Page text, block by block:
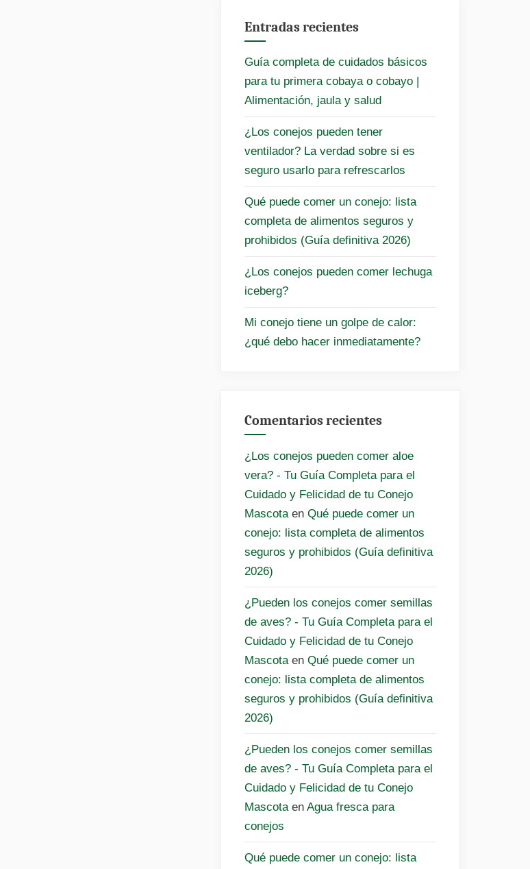
Entradas recientes
Guía completa de cuidados básicos
para tu primera cobaya o cobayo |
Alimentación, jaula y salud
¿Los conejos pueden tener
ventilador? La verdad sobre si es
seguro usarlo para refrescarlos
Qué puede comer un conejo: lista
completa de alimentos seguros y
prohibidos (Guía definitiva 2026)
¿Los conejos pueden comer lechuga
iceberg?
Mi conejo tiene un golpe de calor:
¿qué debo hacer inmediatamente?
Comentarios recientes
¿Los conejos pueden comer aloe
vera? - Tu Guía Completa para el
Cuidado y Felicidad de tu Conejo
Mascota en Qué puede comer un
conejo: lista completa de alimentos
seguros y prohibidos (Guía definitiva
2026)
¿Pueden los conejos comer semillas
de aves? - Tu Guía Completa para el
Cuidado y Felicidad de tu Conejo
Mascota en Qué puede comer un
conejo: lista completa de alimentos
seguros y prohibidos (Guía definitiva
2026)
¿Pueden los conejos comer semillas
de aves? - Tu Guía Completa para el
Cuidado y Felicidad de tu Conejo
Mascota en Agua fresca para
conejos
Qué puede comer un conejo: lista